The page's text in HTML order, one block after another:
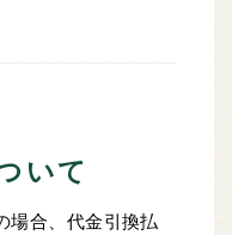
いて
場合、代金引換払